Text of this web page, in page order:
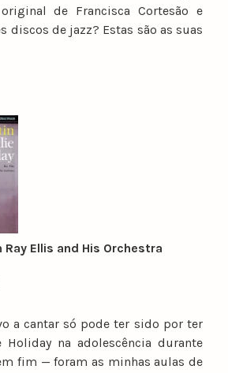
de Francisca Cortesão e
discos de jazz? Estas são as suas
Ellis and His Orchestra
a cantar só pode ter sido por ter
na adolescência durante
fim — foram as minhas aulas de